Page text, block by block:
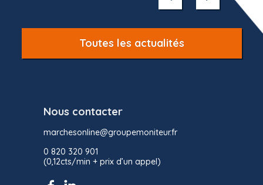
Toutes les actualités
Nous contacter
marchesonline@groupemoniteur.fr
0 820 320 901
(0,12cts/min + prix d’un appel)